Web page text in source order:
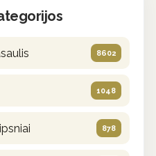
8602
1048
878